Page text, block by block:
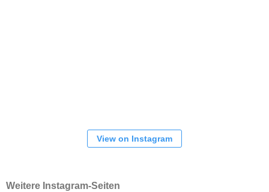
View on Instagram
Weitere Instagram-Seiten